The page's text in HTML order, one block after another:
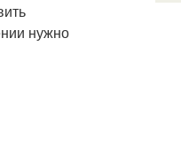
нужно